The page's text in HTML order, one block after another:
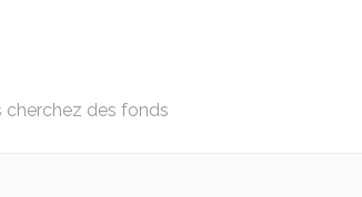
cherchez des fonds